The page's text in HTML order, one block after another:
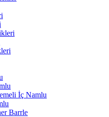
İç Namlu
Barrle